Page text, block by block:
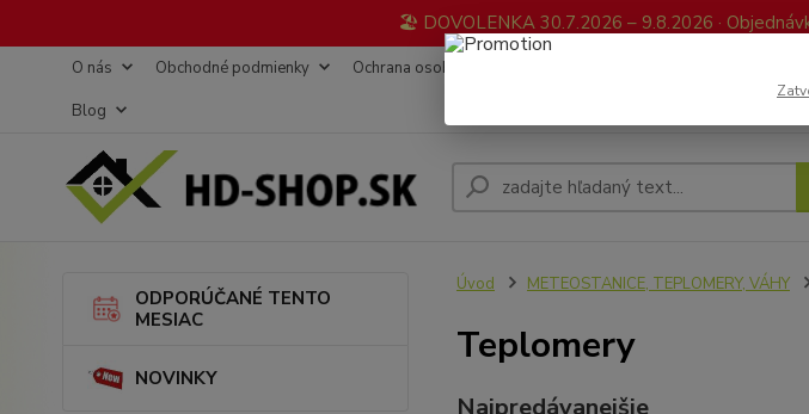
🏖️ DOVOLENKA 30.7.2026 – 9.8.2026 ·
O nás Obchodné podmienky Ochrana osobných údajov
Blog
ODPORÚČANÉ TENTO
MESIAC
NOVINKY
Úvod METEOSTANICE, TEPLOMERY, VÁHY
Teplomery
Najpredávanejšie